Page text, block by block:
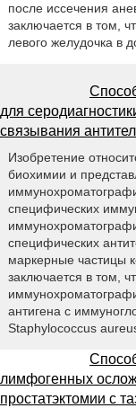
после иссечения
заключается в том,
левого желудочка в
для
связывания антител
Изобретение
биохимии и
специфических
специфических
маркерные частицы
заключается в том,
антигена с
Staphylococcus
лимфогенных
простатэктомии с